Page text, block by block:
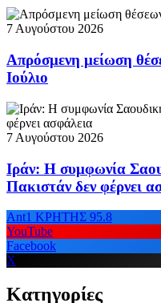
7 Αυγούστου 2026
Απρόσμενη μείωση
Ιούλιο
7 Αυγούστου 2026
Ιράν: Η συμφωνία
Πακιστάν δεν φέρνει
Ant1 ΚΡΗΤΗΣ 95.8
YouTube
Facebook
X
Κατηγορίες